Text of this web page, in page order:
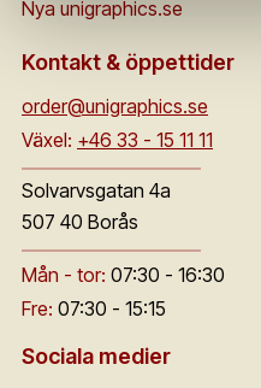
Nya unigraphics.se
Kontakt & öppettider
order@unigraphics.se
Växel: +46 33 - 15 11 11
Solvarvsgatan 4a
507 40 Borås
Mån - tor: 07:30 - 16:30
Fre: 07:30 - 15:15
Sociala medier